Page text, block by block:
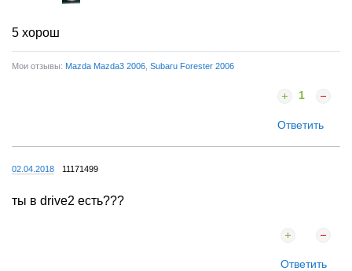
5 хорош
Мои отзывы: Mazda Mazda3 2006 Subaru Forester 2006
1
Ответить
02.04.2018 11171499
ты в drive2 есть???
Ответить